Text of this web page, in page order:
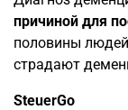
причиной для
половины
страдают
SteuerGo